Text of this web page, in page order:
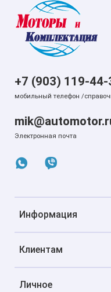
Информация
Клиентам
Личное
+7 (903) 119-44-
мобильный телефон /
Электронная почта